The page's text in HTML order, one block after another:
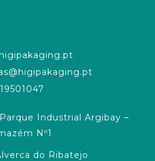
Industrial Argibay –
Nº1
do Ribatejo